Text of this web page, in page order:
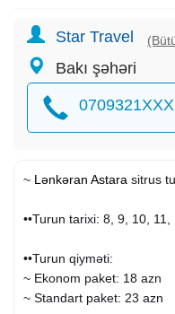
Star Travel
Bakı şəhəri
0709321XXX
~ Lənkəran Astara sitrus
••Turun tarixi: 8, 9, 10,
••Turun qiyməti:
~ Ekonom paket: 18 azn
~ Standart paket: 23 azn